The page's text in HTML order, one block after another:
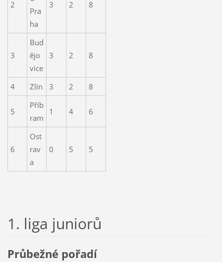
2
Pra
ha
3 2 8
3
Bud
ějo
vice
3 2 8
4 Zlín 3 2 8
5
Příb
ram
1 4 6
6
Ost
rav
a
0 5 5
1. liga juniorů
Průbežné pořadí